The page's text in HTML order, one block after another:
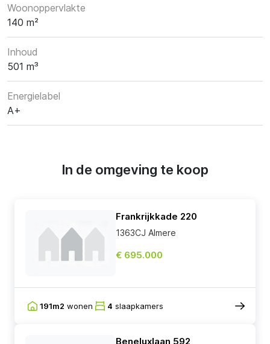
Woonoppervlakte
140 m²
Inhoud
501 m³
Energielabel
A+
In de omgeving te koop
Frankrijkkade 220
1363CJ Almere
€ 695.000
191m2 wonen 4 slaapkamers
Beneluxlaan 592